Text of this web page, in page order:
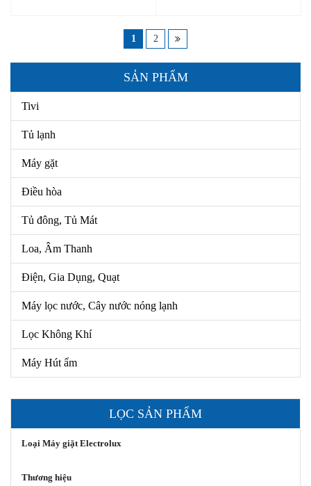
1 2
SẢN PHẨM
Tivi
Tủ lạnh
Máy gặt
Điều hòa
Tủ đông, Tủ Mát
Loa, Âm Thanh
Điện, Gia Dụng, Quạt
Máy lọc nước, Cây nước nóng lạnh
Lọc Không Khí
Máy Hút ẩm
LỌC SẢN PHẨM
Loại Máy giặt Electrolux
Thương hiệu